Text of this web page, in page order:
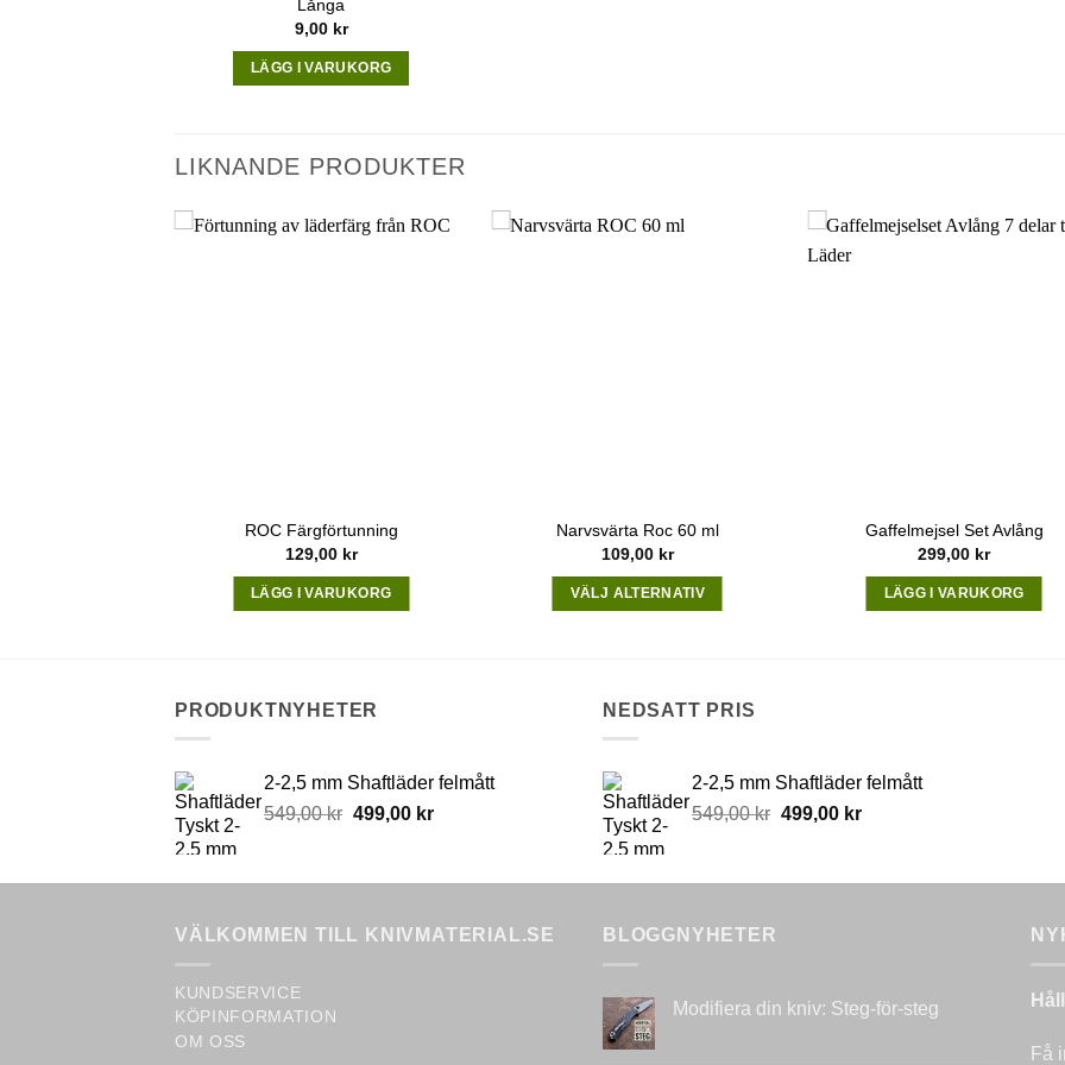
Långa
9,00 kr
LÄGG I VARUKORG
LIKNANDE PRODUKTER
ROC Färgförtunning
129,00 kr
LÄGG I VARUKORG
Narvsvärta Roc 60 ml
109,00 kr
VÄLJ ALTERNATIV
multiple
may
be
the
Gaffelmejsel Set Avlång
299,00 kr
LÄGG I VARUKORG
PRODUKTNYHETER
2-2,5 mm Shaftläder felmått
549,00kr Original
549,00 kr.
499,00 krCurrent
499,00 kr.
NEDSATT PRIS
2-2,5 mm Shaftläder felmått
549,00kr Original
549,00 kr.
499,00 krCurrent
499,00 kr.
VÄLKOMMEN TILL KNIVMATERIAL.SE
KUNDSERVICE
KÖPINFORMATION
OM OSS
BLOGGNYHETER
Modifiera din kniv: Steg-för-steg
Få